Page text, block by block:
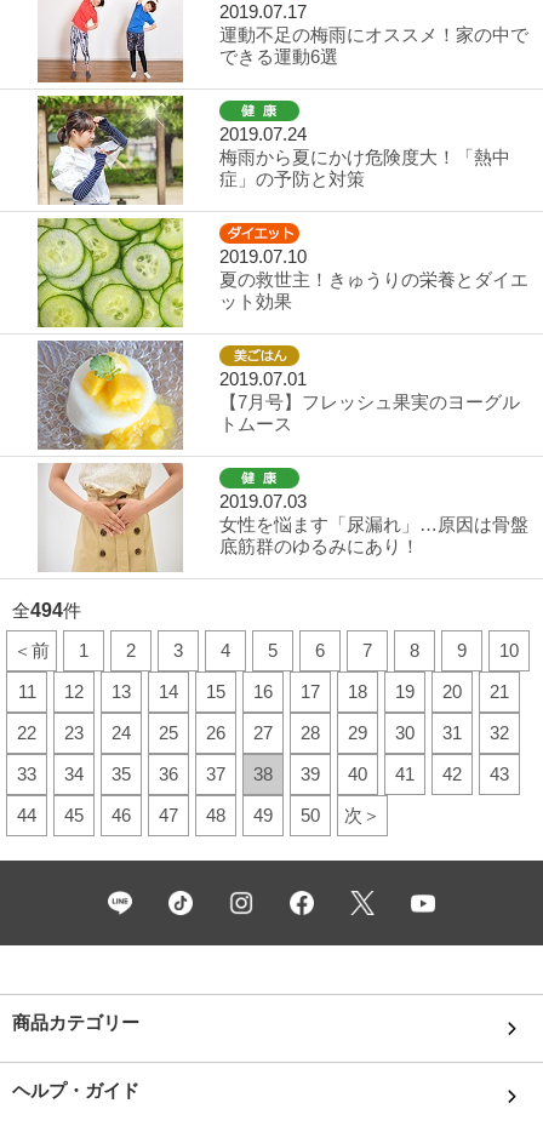
2019.07.17
運動不足の梅雨にオススメ！家の中で
できる運動6選
2019.07.24
梅雨から夏にかけ危険度大！「熱中
症」の予防と対策
2019.07.10
夏の救世主！きゅうりの栄養とダイエ
ット効果
2019.07.01
【7月号】フレッシュ果実のヨーグル
トムース
2019.07.03
女性を悩ます「尿漏れ」…原因は骨盤
底筋群のゆるみにあり！
全494件
＜前
1 2 3 4 5 6 7 8 9
10
11
12 13 14 15 16 17 18 19 20
21
22
23 24 25 26 27 28 29 30 31
32
33
34 35 36 37 38 39 40 41 42
43
44
45 46 47 48 49 50 次＞
商品カテゴリー
ヘルプ・ガイド